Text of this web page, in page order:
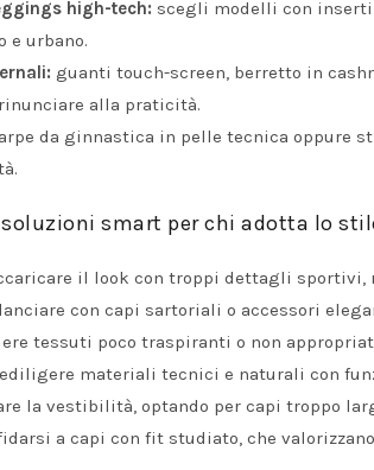
high-tech: scegli modelli con
e urbano.
guanti touch-screen, berretto in
alla praticità.
da ginnastica in pelle tecnica oppure
smart per chi adotta lo
il look con troppi dettagli sportivi,
con capi sartoriali o accessori
tessuti poco traspiranti o non
materiali tecnici e naturali con
la vestibilità, optando per capi troppo
a capi con fit studiato, che